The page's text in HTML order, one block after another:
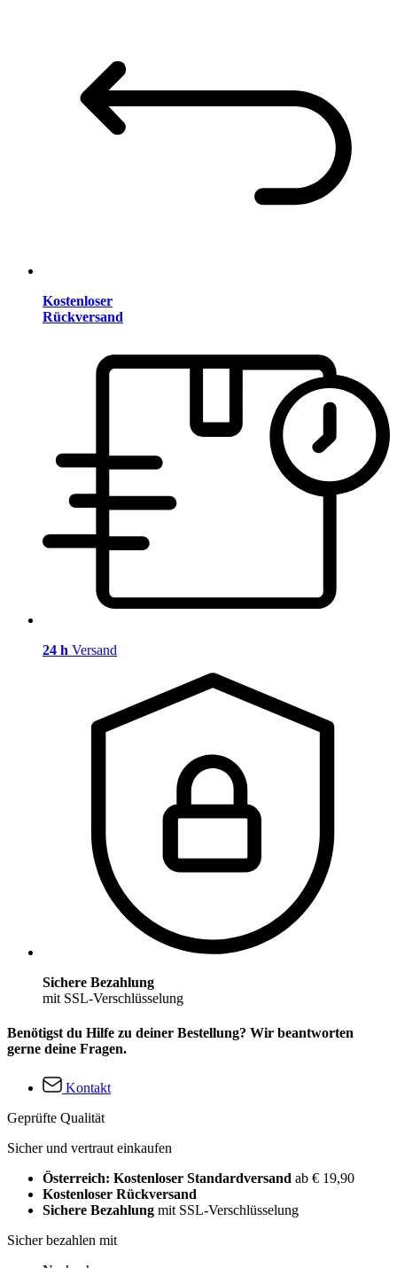
Kostenloser
Rückversand
24 h Versand
Sichere Bezahlung
mit SSL-Verschlüsselung
Benötigst du Hilfe zu deiner Bestellung? Wir beantworten
gerne deine Fragen.
Kontakt
Geprüfte Qualität
Sicher und vertraut einkaufen
Österreich: Kostenloser Standardversand ab € 19,90
Kostenloser Rückversand
Sichere Bezahlung mit SSL-Verschlüsselung
Sicher bezahlen mit